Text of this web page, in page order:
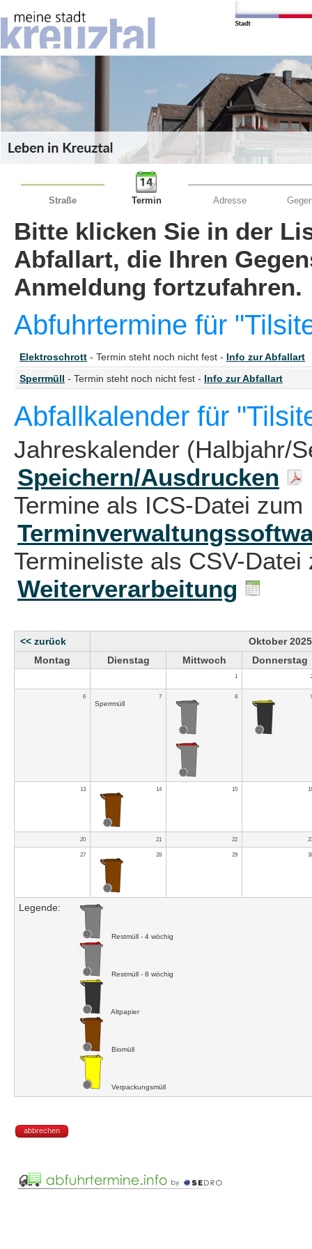
Straße Termin Adresse
Bitte klicken Sie in der
Abfallart, die Ihren
Anmeldung fortzufahren.
Abfuhrtermine für
Elektroschrott - Termin steht noch nicht fest - Info zur Abfallart
Sperrmüll - Termin steht noch nicht fest - Info zur Abfallart
Abfallkalender für
Jahreskalender (Halbjahr/
Speichern/Ausdrucken
Termine als ICS-Datei zum
Termineliste als CSV-
Weiterverarbeitung
<< zurück
Oktober 2025
Montag
Dienstag Mittwoch Donnerstag
1
6 7
Sperrmüll
8
13 14 15
20 21 22
27 28 29
Legende:
Restmüll - 4 wöchig
Restmüll - 8 wöchig
Altpapier
Biomüll
Verpackungsmüll
abbrechen